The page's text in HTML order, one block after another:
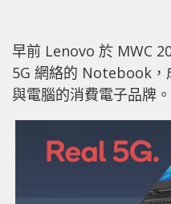
早前 Lenovo 於 MWC
5G 網絡的 Notebook，
與電腦的消費電子品牌。